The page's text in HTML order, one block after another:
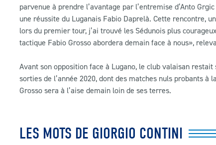
parvenue à prendre l’avantage par l’entremise d’Anto
une réussite du Luganais Fabio Daprelà. Cette rencontre,
lors du premier tour, j’ai trouvé les Sédunois plus
tactique Fabio Grosso abordera demain face à nous»,
Avant son opposition face à Lugano, le club valaisan
sorties de l’année 2020, dont des matches nuls probants
Grosso sera à l’aise demain loin de ses terres.
LES MOTS DE GIORGIO CONTINI